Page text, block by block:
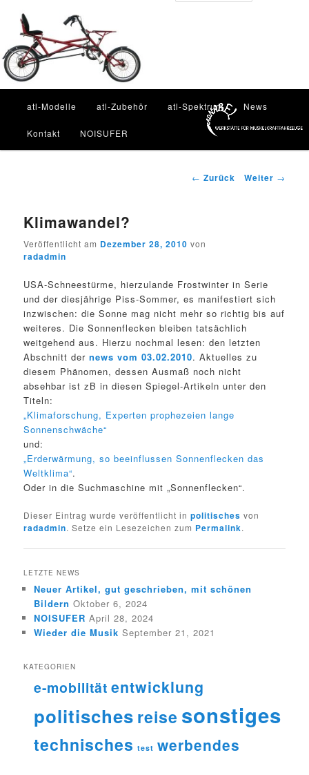
Inhalt
wechseln
atl-Modelle atl-Zubehör atl-Spektrum News
Kontakt NOISUFER
Beitragsnavigation
← Zurück Weiter →
Klimawandel?
Veröffentlicht am Dezember 28, 2010 von
radadmin
USA-Schneestürme, hierzulande Frostwinter in Serie
und der diesjährige Piss-Sommer, es manifestiert sich
inzwischen: die Sonne mag nicht mehr so richtig bis auf
weiteres. Die Sonnenflecken bleiben tatsächlich
weitgehend aus. Hierzu nochmal lesen: den letzten
Abschnitt dernews vom 03.02.2010. Aktuelles zu
diesem Phänomen, dessen Ausmaß noch nicht
absehbar ist zB in diesen Spiegel-Artikeln unter den
Titeln:
„Klimaforschung, Experten prophezeien lange
Sonnenschwäche“
und:
„Erderwärmung, so beeinflussen Sonnenflecken das
Weltklima“.
Oder in die Suchmaschine mit „Sonnenflecken“.
Dieser Eintrag wurde veröffentlicht inpolitisches von
radadmin. Setze ein Lesezeichen zum Permalink.
LETZTE NEWS
Neuer Artikel, gut geschrieben, mit schönen
Bildern Oktober 6, 2024
NOISUFER April 28, 2024
Wieder die Musik September 21, 2021
KATEGORIEN
e-mobilität entwicklung
politisches reise sonstiges
technisches test werbendes